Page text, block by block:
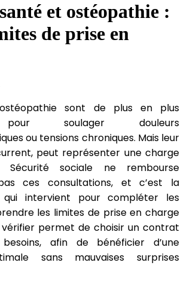
et ostéopathie :
de prise en
sont de plus en plus
pour soulager douleurs
ou tensions chroniques. Mais leur
peut représenter une charge
Sécurité sociale ne rembourse
ces consultations, et c’est la
qui intervient pour compléter les
les limites de prise en charge
permet de choisir un contrat
afin de bénéficier d’une
sans mauvaises surprises